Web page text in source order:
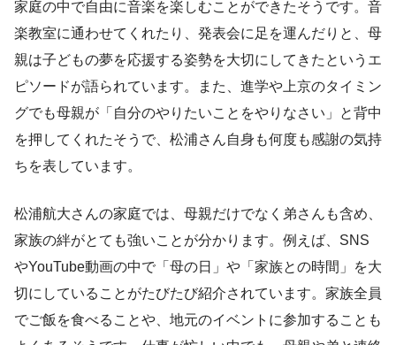
家庭の中で自由に音楽を楽しむことができたそうです。音
楽教室に通わせてくれたり、発表会に足を運んだりと、母
親は子どもの夢を応援する姿勢を大切にしてきたというエ
ピソードが語られています。また、進学や上京のタイミン
グでも母親が「自分のやりたいことをやりなさい」と背中
を押してくれたそうで、松浦さん自身も何度も感謝の気持
ちを表しています。
松浦航大さんの家庭では、母親だけでなく弟さんも含め、
家族の絆がとても強いことが分かります。例えば、SNS
やYouTube動画の中で「母の日」や「家族との時間」を大
切にしていることがたびたび紹介されています。家族全員
でご飯を食べることや、地元のイベントに参加することも